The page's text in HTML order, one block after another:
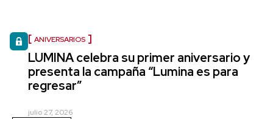
ANIVERSARIOS
LUMINA celebra su primer aniversario y
presenta la campaña “Lumina es para
regresar”
julio 27, 2026